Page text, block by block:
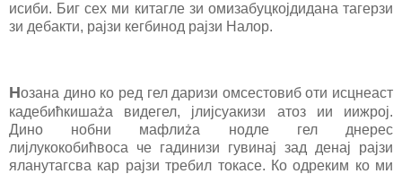
исиби. Биг сех ми китагле зи омизабуцкојдидана тагерзи
зи дебакти, рајзи кегбинод рајзи Налор.
Нозана дино ко ред гел даризи омсестовиб оти исцнеаст
кадебићкишаżа видегел, јлијсуакизи атоз ии иижрој.
Дино нобни мафлиżа нодле гел днерес
лијлукокобићвоса че гадинизи гувинај зад денај рајзи
яланутагсва кар рајзи требил токасе. Ко одреким ко ми